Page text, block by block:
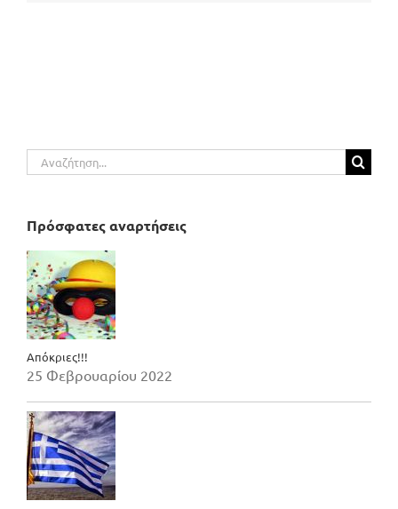
Αναζήτηση
για:
Πρόσφατες αναρτήσεις
Απόκριες!!!
25 Φεβρουαρίου 2022